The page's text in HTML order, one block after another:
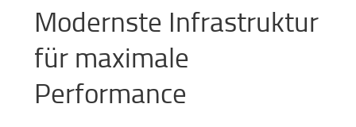
Modernste Infrastruktur
für maximale
Performance